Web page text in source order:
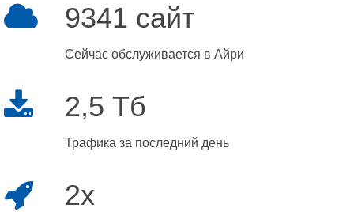
9341 сайт
Сейчас обслуживается в Айри
2,5 Тб
Трафика за последний день
2x